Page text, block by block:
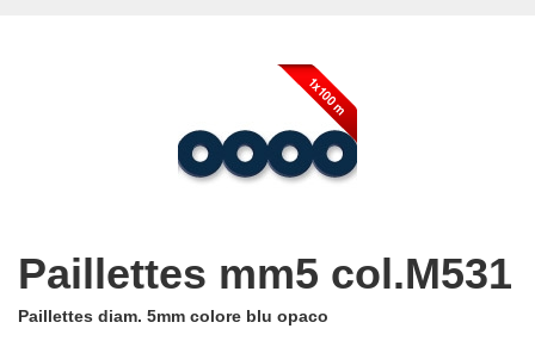
Paillettes mm5 col.M531
Paillettes diam. 5mm colore blu opaco